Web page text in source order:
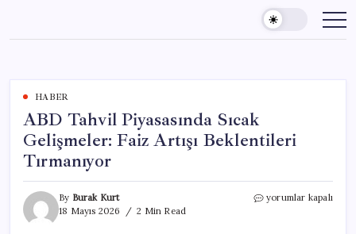
content
HABER
ABD Tahvil Piyasasında Sıcak
Gelişmeler: Faiz Artışı Beklentileri
Tırmanıyor
By Burak Kurt
18 Mayıs 2026
2 Min Read
ABD
yorumlar kapalı